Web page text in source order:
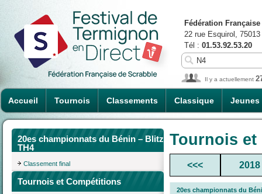
Accueil Tournois Classements Classique Jeunes
Fédération
22 rue Esquirol,
Tél : 01.53.92.53.20
Il y a actuellement
20es championnats du Bénin – Blitz
TH4
Classement final
Tournois et Compétitions
Tournois
<<< 2018
20es championnats du